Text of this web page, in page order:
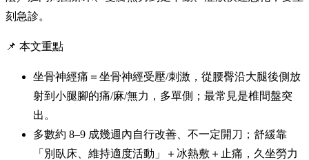
刻急診。
📌 本文重點
坐骨神經痛＝坐骨神經受壓/刺激，從腰臀沿大腿後側放
射到小腿腳的痛/麻/無力，多單側；最常見是椎間盤突
出。
多數約 8–9 成幾週內自行改善、不一定開刀；舒緩靠
「別臥床、維持適度活動」＋冰熱敷＋止痛，久坐勞力